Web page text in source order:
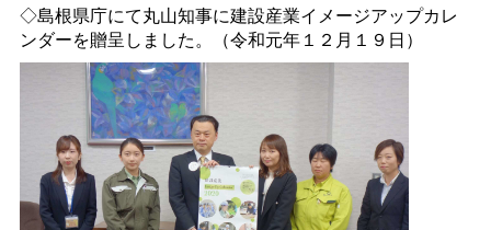
◇島根県庁にて丸山知事に建設産業イメージアップカレ
ンダーを贈呈しました。（令和元年１２月１９日）